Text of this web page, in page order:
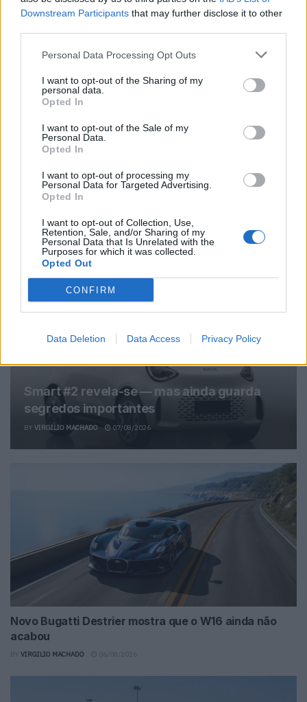
Downstream Participants that may further disclose it to other
Personal Data Processing Opt Outs
I want to opt-out of the Sharing of my
personal data.
Opted In
I want to opt-out of the Sale of my
Personal Data.
Opted In
I want to opt-out of processing my
Personal Data for Targeted Advertising.
Opted In
I want to opt-out of Collection, Use,
Retention, Sale, and/or Sharing of my
Personal Data that Is Unrelated with the
Purposes for which it was collected.
Opted Out
CONFIRM
Data Deletion Data Access Privacy Policy
Performance Line
Related Posts
Smart #2 revela-se — mas ainda guarda
segredos importantes
BY VIRGILIO MACHADO 07/08/2026
Novo Bugatti Destrier mostra que o W16 ainda não
acabou
VIRGILIO MACHADO